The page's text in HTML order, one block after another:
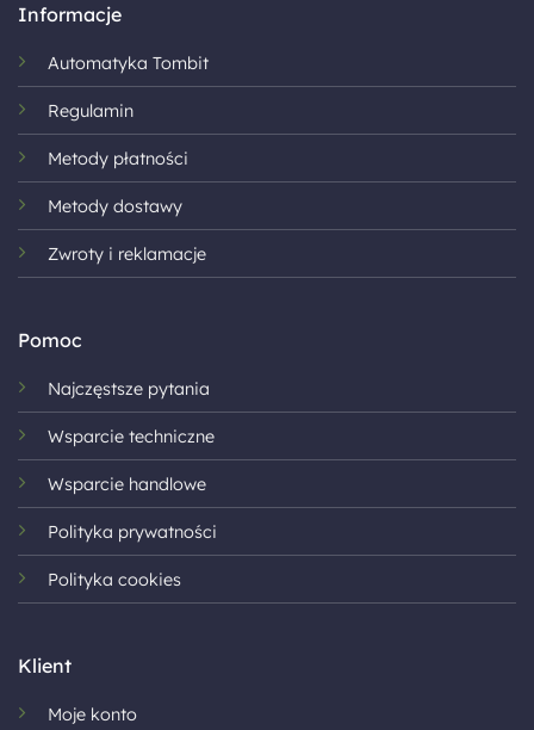
Informacje
Automatyka Tombit
Regulamin
Metody płatności
Metody dostawy
Zwroty i reklamacje
Pomoc
Najczęstsze pytania
Wsparcie techniczne
Wsparcie handlowe
Polityka prywatności
Polityka cookies
Klient
Moje konto